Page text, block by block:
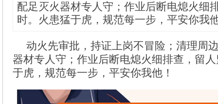
配足灭火器材专人守；作业后断电熄火细
时。火患猛于虎，规范每一步，平安你我
动火先审批，持证上岗不冒险；清理周
器材专人守；作业后断电熄火细排查，留
于虎，规范每一步，平安你我他！